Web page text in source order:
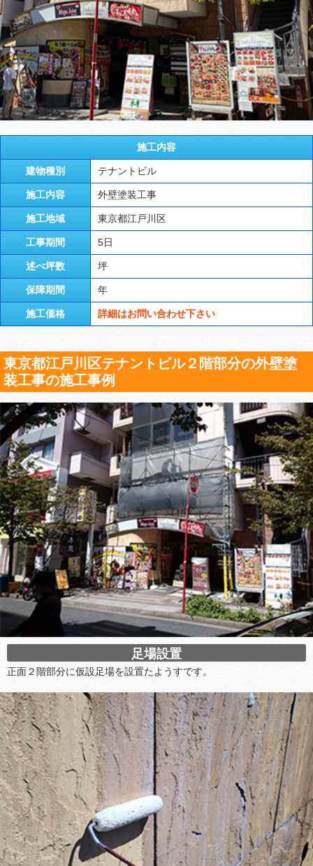
施工内容
建物種別 テナントビル
施工内容 外壁塗装工事
施工地域 東京都江戸川区
工事期間 5日
述べ坪数 坪
保障期間 年
施工価格 詳細はお問い合わせ下さい
東京都江戸川区テナントビル２階部分の外壁塗
装工事の施工事例
足場設置
正面２階部分に仮設足場を設置たようすです。